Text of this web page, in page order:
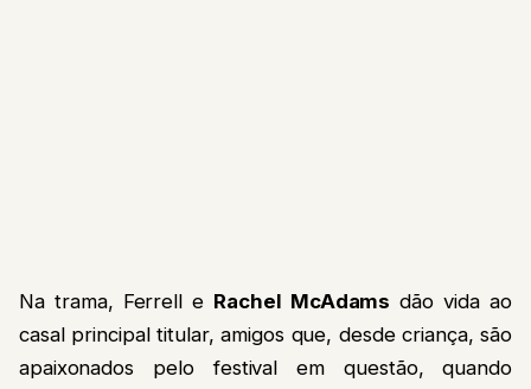
Na trama, Ferrell e Rachel McAdams dão vida ao
casal principal titular, amigos que, desde criança, são
apaixonados pelo festival em questão, quando